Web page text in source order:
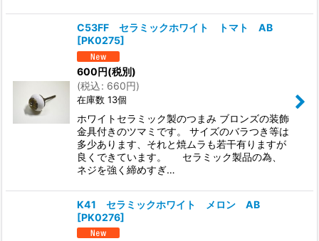
C53FF セラミックホワイト トマト AB
[PK0275]
600円(税別)
(税込: 660円)
在庫数 13個
ホワイトセラミック製のつまみ ブロンズの装飾
金具付きのツマミです。 サイズのバラつき等は
多少あります、それと焼ムラも若干有りますが
良くできています。 セラミック製品の為、
ネジを強く締めすぎ…
K41 セラミックホワイト メロン AB
[PK0276]